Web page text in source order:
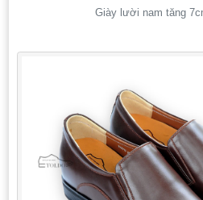
Giày lười nam tăng